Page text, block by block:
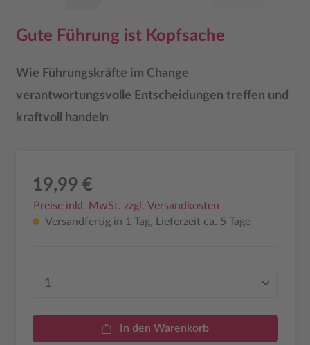
Gute Führung ist Kopfsache
Wie Führungskräfte im Change
verantwortungsvolle Entscheidungen treffen und
kraftvoll handeln
19,99 €
Preise inkl. MwSt. zzgl. Versandkosten
Versandfertig in 1 Tag, Lieferzeit ca. 5 Tage
Produkt Anzahl: Gib den gewünschten
In den Warenkorb